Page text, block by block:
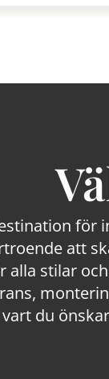
för
att
alla stilar
du